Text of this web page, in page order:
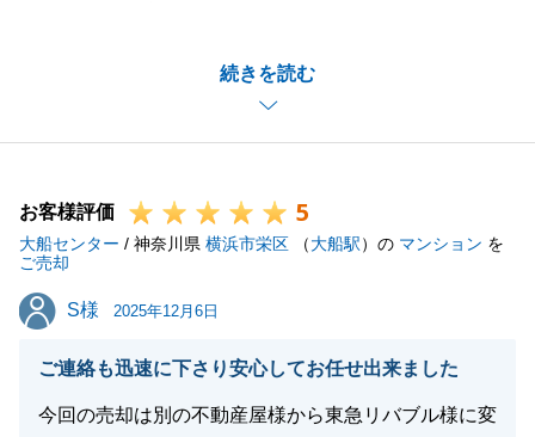
続きを読む
することができました。心より感謝申し上げます。
これまで定期的にお会いしていた機会が少なくなり寂
しい限りですが、ご自宅の近くに伺った際にはぜひご
これからも寒さ厳しい日々が続きますが、どうぞお身
体ご自愛ください。
今後とも、不動産に関するご相談やお困りごとがござ
いましたら、いつでもお気軽にお声がけいただけます
引き続き、どうぞよろしくお願いいたします。
お客様評価 5
大船センター / 神奈川県 横浜市栄区 （大船駅）の マンション を
ご売却
S様
S様 2025年12月6日
ご連絡も迅速に下さり安心してお任せ出来ました
今回の売却は別の不動産屋様から東急リバブル様に変